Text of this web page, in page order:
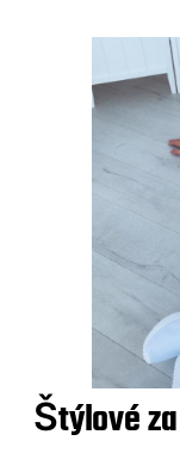
Štýlové